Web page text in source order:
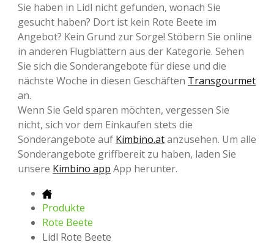
Sie haben in Lidl nicht gefunden, wonach Sie
gesucht haben? Dort ist kein Rote Beete im
Angebot? Kein Grund zur Sorge! Stöbern Sie online
in anderen Flugblättern aus der Kategorie. Sehen
Sie sich die Sonderangebote für diese und die
nächste Woche in diesen Geschäften Transgourmet
an.
Wenn Sie Geld sparen möchten, vergessen Sie
nicht, sich vor dem Einkaufen stets die
Sonderangebote auf Kimbino.atanzusehen. Um alle
Sonderangebote griffbereit zu haben, laden Sie
unsere Kimbino app App herunter.
Produkte
Rote Beete
Lidl Rote Beete